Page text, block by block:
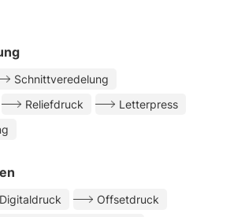
Schnittveredelung
Reliefdruck
Letterpress
Digitaldruck
Offsetdruck